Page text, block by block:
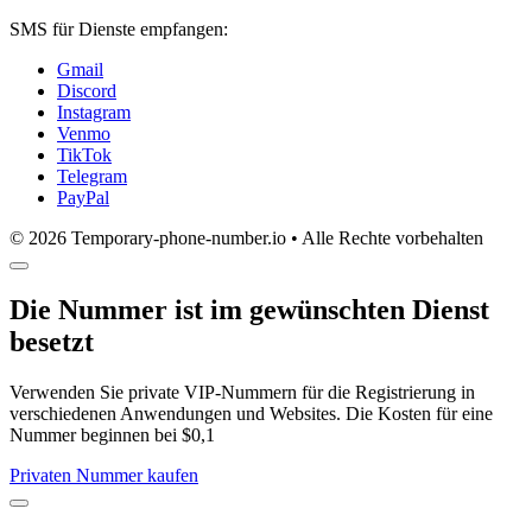
SMS für Dienste empfangen:
Gmail
Discord
Instagram
Venmo
TikTok
Telegram
PayPal
© 2026 Temporary-phone-number.io • Alle Rechte vorbehalten
Die Nummer ist im gewünschten Dienst
besetzt
Verwenden Sie private VIP-Nummern für die Registrierung in
verschiedenen Anwendungen und Websites. Die Kosten für eine
Nummer beginnen bei $0,1
Privaten Nummer kaufen